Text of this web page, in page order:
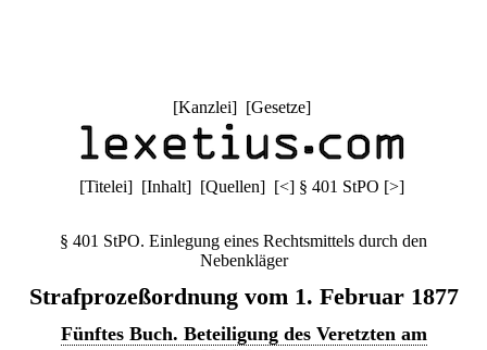
[Kanzlei] [Gesetze]
[Titelei] [Inhalt] [Quellen] [<] § 401 StPO [>]
§ 401 StPO. Einlegung eines Rechtsmittels durch den
Nebenkläger
Strafprozeßordnung vom 1. Februar 1877
Fünftes Buch. Beteiligung des Veretzten am